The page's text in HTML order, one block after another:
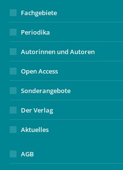
Fachgebiete
Periodika
Autorinnen und Autoren
Open Access
Sonderangebote
Der Verlag
Aktuelles
AGB